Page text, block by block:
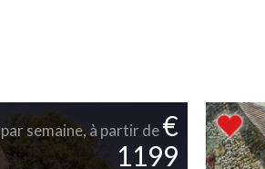
par semaine, à partir de€
1199